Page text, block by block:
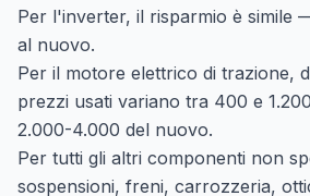
Per l'inverter, il risparmio è simile
al nuovo.
Per il motore elettrico di trazione,
prezzi usati variano tra 400 e
2.000-4.000 del nuovo.
Per tutti gli altri componenti non
sospensioni, freni, carrozzeria,